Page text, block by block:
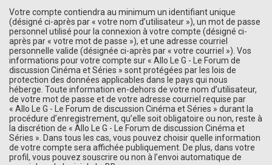
Votre compte contiendra au minimum un identifiant unique
(désigné ci-après par « votre nom d’utilisateur »), un mot de passe
personnel utilisé pour la connexion à votre compte (désigné ci-
après par « votre mot de passe »), et une adresse courriel
personnelle valide (désignée ci-après par « votre courriel »). Vos
informations pour votre compte sur « Allo Le G - Le Forum de
discussion Cinéma et Séries » sont protégées par les lois de
protection des données applicables dans le pays qui nous
héberge. Toute information en-dehors de votre nom d’utilisateur,
de votre mot de passe et de votre adresse courriel requise par
« Allo Le G - Le Forum de discussion Cinéma et Séries » durant la
procédure d’enregistrement, qu’elle soit obligatoire ou non, reste à
la discrétion de « Allo Le G - Le Forum de discussion Cinéma et
Séries ». Dans tous les cas, vous pouvez choisir quelle information
de votre compte sera affichée publiquement. De plus, dans votre
profil, vous pouvez souscrire ou non à l’envoi automatique de